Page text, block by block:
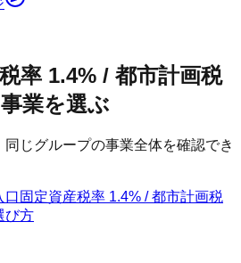
率 1.4% / 都市計画税
業を選ぶ
じグループの事業全体を確認でき
口 固定資産税率 1.4% / 都市計画税
び方